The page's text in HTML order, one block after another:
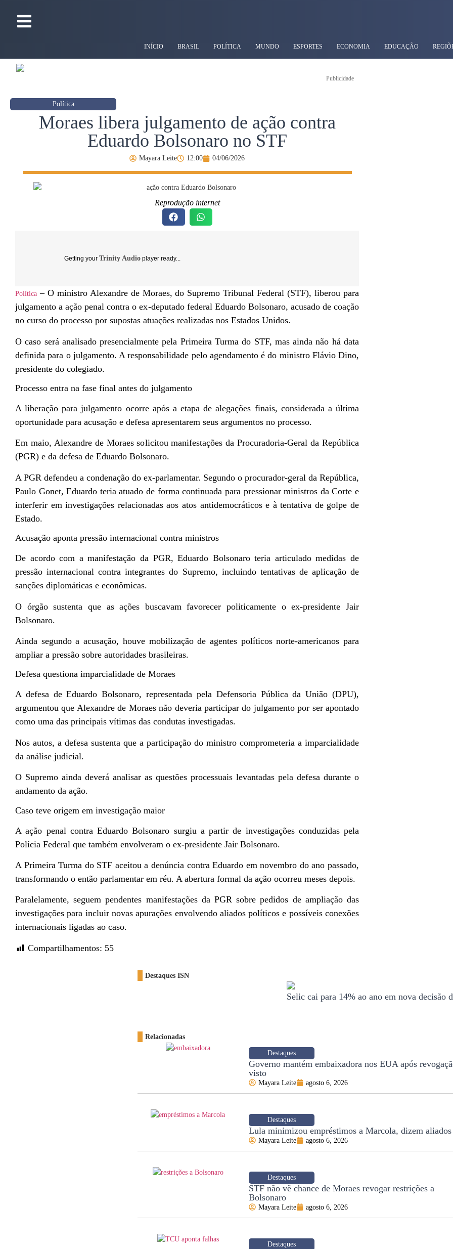
INÍCIO BRASIL POLÍTICA MUNDO ESPORTES ECONOMIA EDUCAÇÃO
Publicidade
Política
Moraes libera julgamento de ação contra
Eduardo Bolsonaro no STF
Mayara Leite 12:00 04/06/2026
Reprodução internet
Getting your Trinity Audio player ready...
Política – O ministro Alexandre de Moraes, do Supremo Tribunal Federal (STF), liberou para
julgamento a ação penal contra o ex-deputado federal Eduardo Bolsonaro, acusado de coação
no curso do processo por supostas atuações realizadas nos Estados Unidos.
O caso será analisado presencialmente pela Primeira Turma do STF, mas ainda não há data
definida para o julgamento. A responsabilidade pelo agendamento é do ministro Flávio Dino,
presidente do colegiado.
Processo entra na fase final antes do julgamento
A liberação para julgamento ocorre após a etapa de alegações finais, considerada a última
oportunidade para acusação e defesa apresentarem seus argumentos no processo.
Em maio, Alexandre de Moraes solicitou manifestações da Procuradoria-Geral da República
(PGR) e da defesa de Eduardo Bolsonaro.
A PGR defendeu a condenação do ex-parlamentar. Segundo o procurador-geral da República,
Paulo Gonet, Eduardo teria atuado de forma continuada para pressionar ministros da Corte e
interferir em investigações relacionadas aos atos antidemocráticos e à tentativa de golpe de
Estado.
Acusação aponta pressão internacional contra ministros
De acordo com a manifestação da PGR, Eduardo Bolsonaro teria articulado medidas de
pressão internacional contra integrantes do Supremo, incluindo tentativas de aplicação de
sanções diplomáticas e econômicas.
O órgão sustenta que as ações buscavam favorecer politicamente o ex-presidente Jair
Bolsonaro.
Ainda segundo a acusação, houve mobilização de agentes políticos norte-americanos para
ampliar a pressão sobre autoridades brasileiras.
Defesa questiona imparcialidade de Moraes
A defesa de Eduardo Bolsonaro, representada pela Defensoria Pública da União (DPU),
argumentou que Alexandre de Moraes não deveria participar do julgamento por ser apontado
como uma das principais vítimas das condutas investigadas.
Nos autos, a defesa sustenta que a participação do ministro comprometeria a imparcialidade
da análise judicial.
O Supremo ainda deverá analisar as questões processuais levantadas pela defesa durante o
andamento da ação.
Caso teve origem em investigação maior
A ação penal contra Eduardo Bolsonaro surgiu a partir de investigações conduzidas pela
Polícia Federal que também envolveram o ex-presidente Jair Bolsonaro.
A Primeira Turma do STF aceitou a denúncia contra Eduardo em novembro do ano passado,
transformando o então parlamentar em réu. A abertura formal da ação ocorreu meses depois.
Paralelamente, seguem pendentes manifestações da PGR sobre pedidos de ampliação das
investigações para incluir novas apurações envolvendo aliados políticos e possíveis conexões
internacionais ligadas ao caso.
Compartilhamentos: 55
Destaques ISN
Selic cai para 14% ao ano em nova decisão
Relacionadas
Destaques
Governo mantém embaixadora nos EUA após
visto
Mayara Leite agosto 6, 2026
Destaques
Lula minimizou empréstimos a Marcola, dizem aliados
Mayara Leite agosto 6, 2026
Destaques
STF não vê chance de Moraes revogar restrições a
Bolsonaro
Mayara Leite agosto 6, 2026
Destaques